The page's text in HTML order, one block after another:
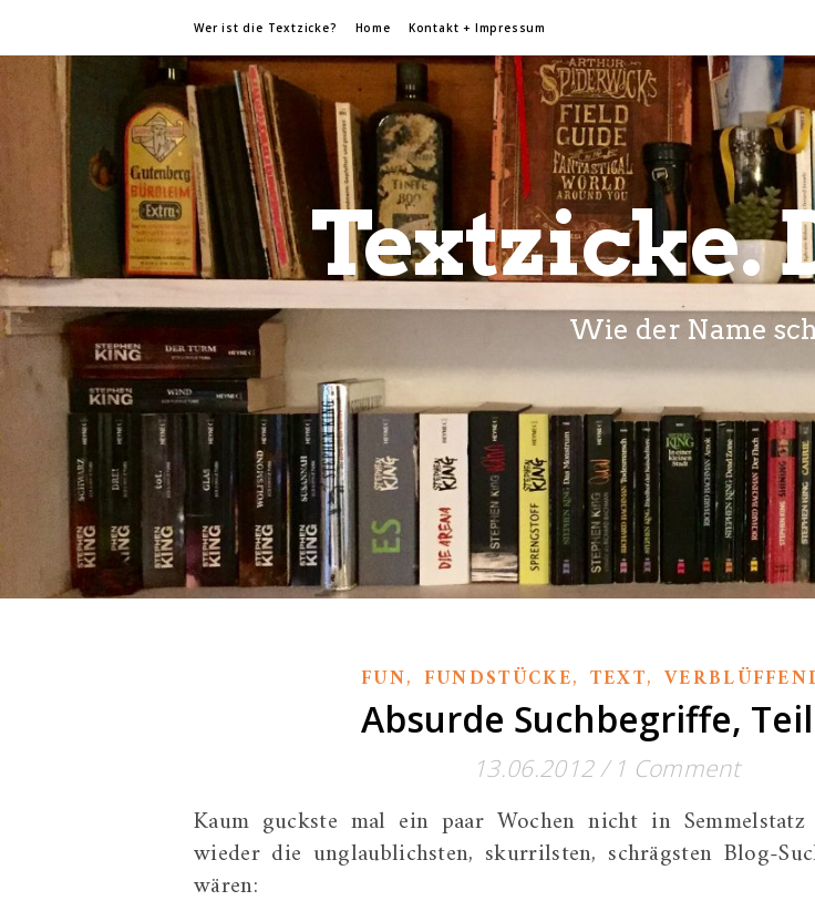
Wer ist die Textzicke? Home Kontakt + Impressum
Textzicke.
Wie der Name
FUN, FUNDSTÜCKE, TEXT,
Absurde Suchbegriffe,
13.06.2012 / 1 Comment
Kaum guckste mal ein paar Wochen nicht in Semmelstatz
wieder die unglaublichsten, skurrilsten, schrägsten Blog-
wären: